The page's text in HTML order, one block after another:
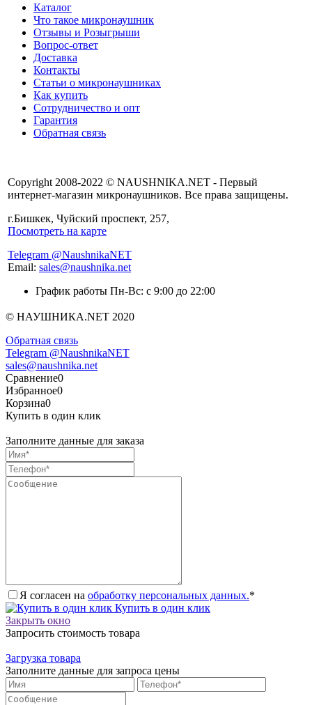
Каталог
Что такое микронаушник
Отзывы и Розыгрыши
Вопрос-ответ
Доставка
Контакты
Статьи о микронаушниках
Как купить
Сотрудничество и опт
Гарантия
Обратная связь
Copyright 2008-2022 © NAUSHNIKA.NET - Первый
интернет-магазин микронаушников. Все права защищены.
г.Бишкек, Чуйский проспект, 257,
Посмотреть на карте
Telegram @NaushnikaNET
Email: sales@naushnika.net
График работы Пн-Вс: с 9:00 до 22:00
© НАУШНИКА.NET 2020
Обратная связь
Telegram @NaushnikaNET
sales@naushnika.net
Сравнение0
Избранное0
Корзина0
Купить в один клик
Заполните данные для заказа
Я согласен на обработку персональных данных.*
Купить в один клик
Закрыть окно
Запросить стоимость товара
Загрузка товара
Заполните данные для запроса цены